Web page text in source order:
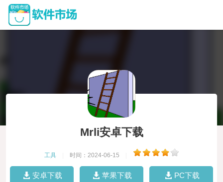
Mrli安卓下载
工具 时间：2024-06-15
安卓下载 苹果下载 PC下载